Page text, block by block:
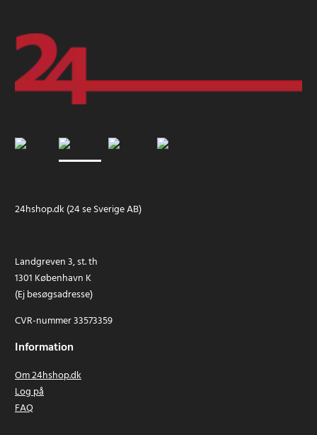
24hshop.dk (24 se Sverige AB)
Landgreven 3, st. th
1301 København K
(Ej besøgsadresse)
CVR-nummer 33573359
Information
Om 24hshop.dk
Log på
FAQ